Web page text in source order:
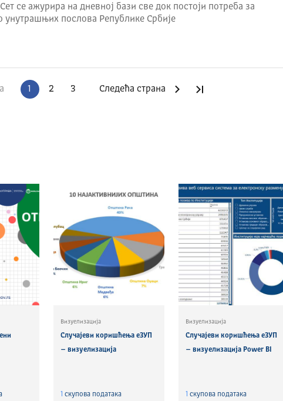
се ажурира на дневној бази све док постоји потреба за
послова Републике Србије
1 2 3 Следећа страна
Визуелизација
Случајеви коришћења еЗУП
– визуелизација
1 скуповa података
Визуелизација
Случајеви коришћења еЗУП
– визуелизација Power BI
1 скуповa података